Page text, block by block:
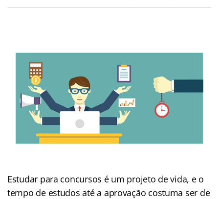
Estudar para concursos é um projeto de vida, e o
tempo de estudos até a aprovação costuma ser de